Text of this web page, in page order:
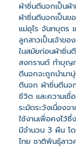
ผ้าซิ่นตีนจกเป็นผ้
ผ้าซิ่นตีนจกเป็น
แม่อุไร จันทบุตร
ลูกสาวเป็นเจ้าข
ในสมัยก่อนผ้าซิ่น
สงกรานต์ ทำบุญ
ตีนจกจะถูกนำมา
ตีนจก ผ้าซิ่นตีนจ
ชีวิต และความเชื่
ระมัดระวังเนื่อง
ใช้งานเพื่อคงไว้
มีจำนวน 3 ผืน โ
ไทย ชาติพันธุ์ลา